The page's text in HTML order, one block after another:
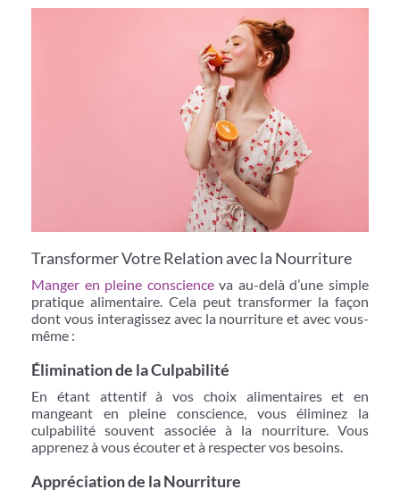
Transformer Votre Relation avec la Nourriture
Manger en pleine conscienceva au-delà d’une simple
pratique alimentaire. Cela peut transformer la façon
dont vous interagissez avec la nourriture et avec vous-
même :
Élimination de la Culpabilité
En étant attentif à vos choix alimentaires et en
mangeant en pleine conscience, vous éliminez la
culpabilité souvent associée à la nourriture. Vous
apprenez à vous écouter et à respecter vos besoins.
Appréciation de la Nourriture